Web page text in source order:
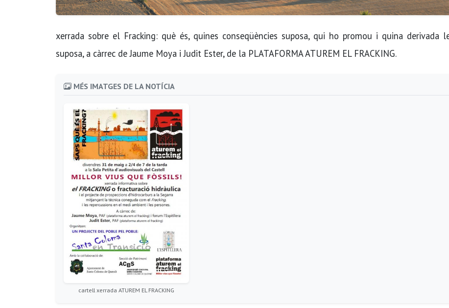
xerrada sobre el Fracking: què és, quines conseqüències suposa, qui ho promou i quina derivada
suposa, a càrrec de Jaume Moya i Judit Ester, de la PLATAFORMA ATUREM EL FRACKING.
MÉS IMATGES DE LA NOTÍCIA
cartell xerrada ATUREM EL FRACKING